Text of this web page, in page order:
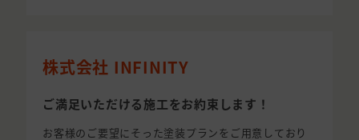
株式会社 INFINITY
ご満足いただける施工をお約束します！
お客様のご要望にそった塗装プランをご用意しており